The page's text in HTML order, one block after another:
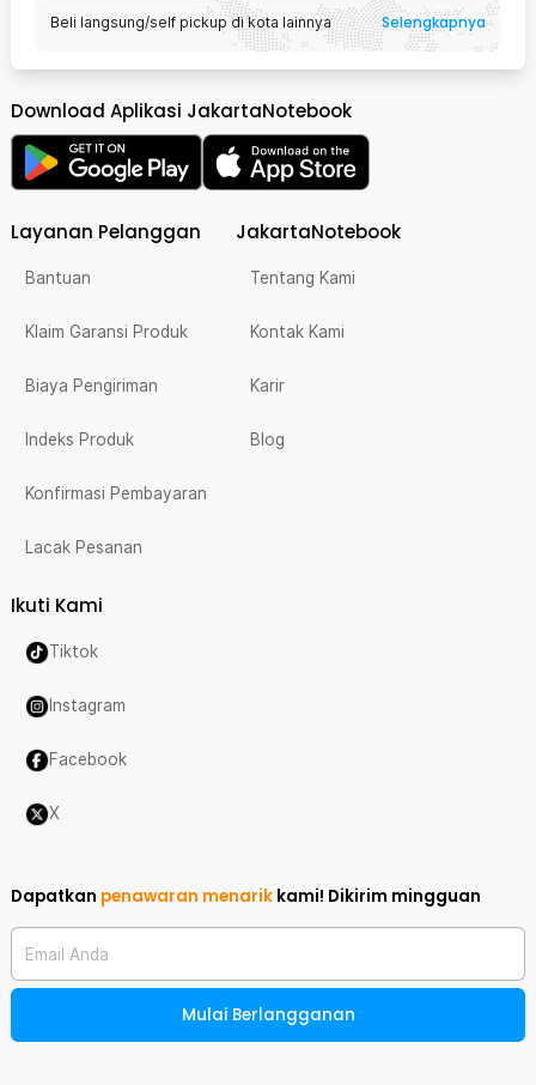
Beli langsung/self pickup di kota lainnya Selengkapnya
Download Aplikasi JakartaNotebook
Layanan Pelanggan
Bantuan
Klaim Garansi Produk
Biaya Pengiriman
Indeks Produk
Konfirmasi Pembayaran
Lacak Pesanan
JakartaNotebook
Tentang Kami
Kontak Kami
Karir
Blog
Ikuti Kami
Tiktok
Instagram
Facebook
X
Dapatkan penawaran menarik kami! Dikirim mingguan
Email Anda
Mulai Berlangganan